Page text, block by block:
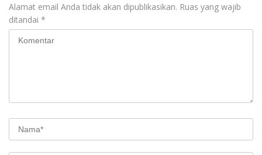
Alamat email Anda tidak akan dipublikasikan. Ruas yang wajib
ditandai *